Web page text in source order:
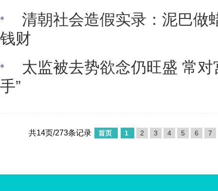
清朝社会造假实录：泥巴做
钱财
太监被去势欲念仍旺盛 常对
手”
共14页/273条记录 首页 1 2 3 4 5 6 7